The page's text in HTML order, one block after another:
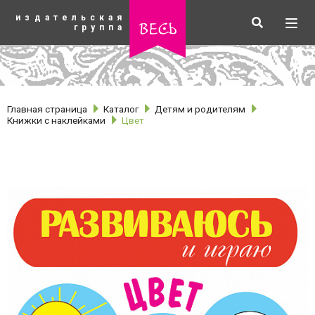
основному
издательская
группа
весь Искать
рубрики
Главная страница Каталог
Детям и родителям
Книжки с наклейками
Цвет